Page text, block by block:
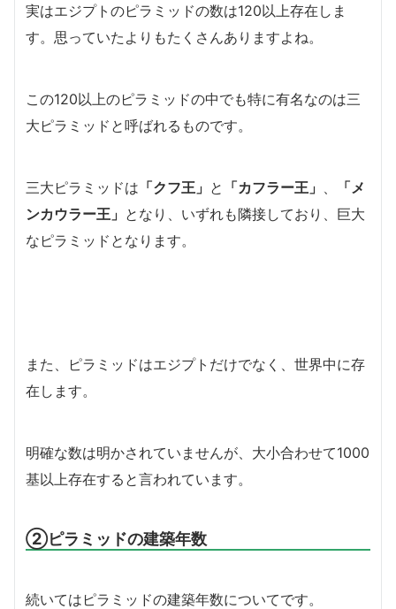
実はエジプトのピラミッドの数は120以上存在しま
す。思っていたよりもたくさんありますよね。
この120以上のピラミッドの中でも特に有名なのは三
大ピラミッドと呼ばれるものです。
三大ピラミッドは 「クフ王」 と 「カフラー王」
「メ
ンカウラー王」 となり、いずれも隣接しており、巨大
なピラミッドとなります。
また、ピラミッドはエジプトだけでなく、世界中に存
在します。
明確な数は明かされていませんが、大小合わせて1000
基以上存在すると言われています。
②ピラミッドの建築年数
続いてはピラミッドの建築年数についてです。